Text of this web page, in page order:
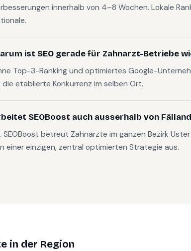
innerhalb von 4–8 Wochen. Lokale
ist SEO gerade für Zahnarzt-Betriebe
Top-3-Ranking und optimiertes Google-
die etablierte Konkurrenz im selben Ort.
SEOBoost auch ausserhalb von
SEOBoost betreut Zahnärzte im ganzen Bezirk
einer einzigen, zentral optimierten Strategie aus.
in der Region